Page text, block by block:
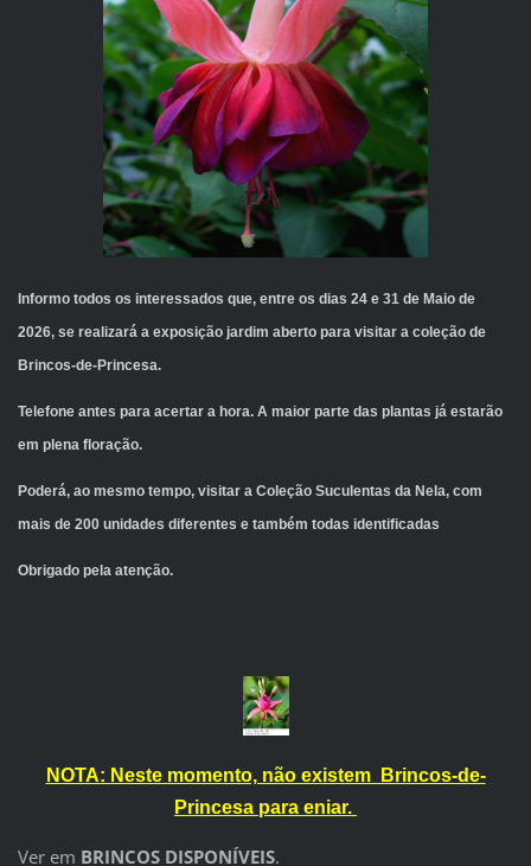
Informo todos os interessados que, entre os dias 24 e 31 de Maio de
2026, se realizará a exposição jardim aberto para visitar a coleção de
Brincos-de-Princesa.
Telefone antes para acertar a hora. A maior parte das plantas já estarão
em plena floração.
Poderá, ao mesmo tempo, visitar a Coleção Suculentas da Nela, com
mais de 200 unidades diferentes e também todas identificadas
Obrigado pela atenção.
NOTA: Neste momento, não existem Brincos-de-
Princesa para eniar.
Ver em BRINCOS DISPONÍVEIS.